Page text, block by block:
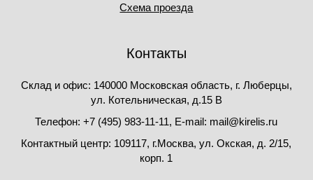
Схема проезда
Контакты
Склад и офис: 140000 Московская область, г. Люберцы,
ул. Котельническая, д.15 В
Телефон: +7 (495) 983-11-11, Е-mail: mail@kirelis.ru
Контактный центр: 109117, г.Москва, ул. Окская, д. 2/15,
корп. 1